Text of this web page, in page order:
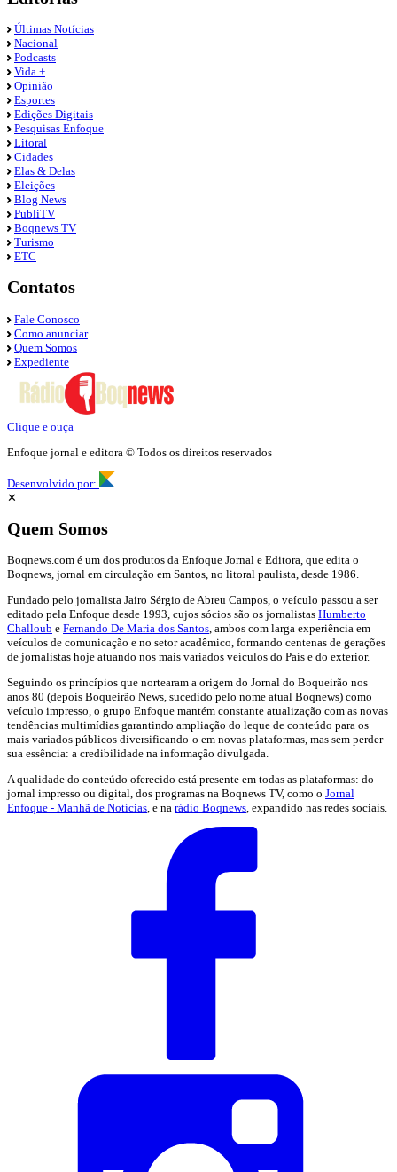
Últimas Notícias
Nacional
Podcasts
Vida +
Opinião
Esportes
Edições Digitais
Pesquisas Enfoque
Litoral
Cidades
Elas & Delas
Eleições
Blog News
PubliTV
Boqnews TV
Turismo
ETC
Contatos
Fale Conosco
Como anunciar
Quem Somos
Expediente
Clique e ouça
Enfoque jornal e editora © Todos os direitos reservados
Desenvolvido por:
✕
Quem Somos
Boqnews.com é um dos produtos da Enfoque Jornal e Editora, que edita o
Boqnews, jornal em circulação em Santos, no litoral paulista, desde 1986.
Fundado pelo jornalista Jairo Sérgio de Abreu Campos, o veículo passou a ser
editado pela Enfoque desde 1993, cujos sócios são os jornalistas Humberto
Challoub e Fernando De Maria dos Santos , ambos com larga experiência em
veículos de comunicação e no setor acadêmico, formando centenas de gerações
de jornalistas hoje atuando nos mais variados veículos do País e do exterior.
Seguindo os princípios que nortearam a origem do Jornal do Boqueirão nos
anos 80 (depois Boqueirão News, sucedido pelo nome atual Boqnews) como
veículo impresso, o grupo Enfoque mantém constante atualização com as novas
tendências multimídias garantindo ampliação do leque de conteúdo para os
mais variados públicos diversificando-o em novas plataformas, mas sem perder
sua essência: a credibilidade na informação divulgada.
A qualidade do conteúdo oferecido está presente em todas as plataformas: do
jornal impresso ou digital, dos programas na Boqnews TV, como o Jornal
Enfoque - Manhã de Notícias , e na rádio Boqnews , expandido nas redes sociais.